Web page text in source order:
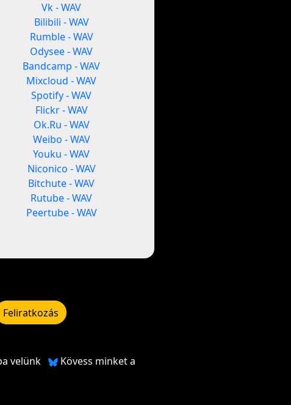
Vk - WAV
Bilibili - WAV
Rumble - WAV
Odysee - WAV
Bandcamp - WAV
Mixcloud - WAV
Spotify - WAV
Flickr - WAV
Ok.Ru - WAV
Weibo - WAV
Youku - WAV
Niconico - WAV
Bitchute - WAV
Rutube - WAV
Peertube - WAV
Feliratkozás
velünk
Kövess minket a